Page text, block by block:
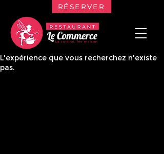
RÉSERVER
L'expérience que vous recherchez n'existe
pas.